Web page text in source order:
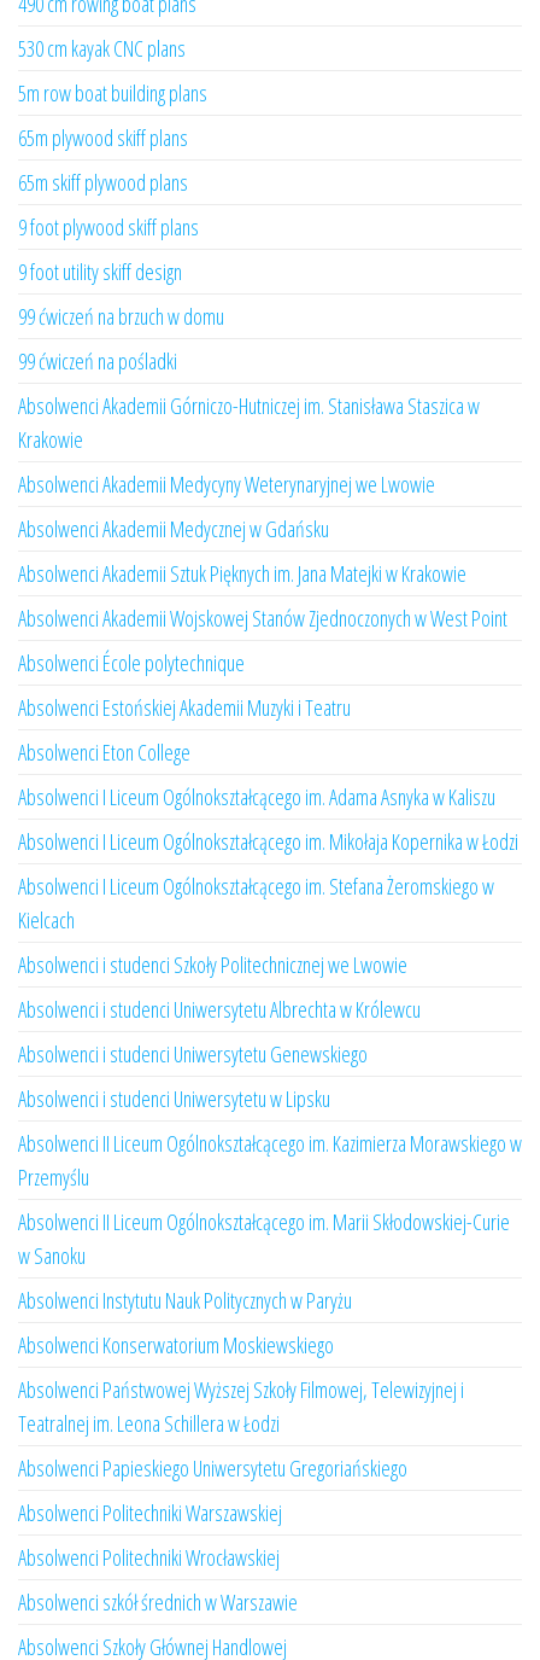
530 cm kayak CNC plans
5m row boat building plans
65m plywood skiff plans
65m skiff plywood plans
9 foot plywood skiff plans
9 foot utility skiff design
99 ćwiczeń na brzuch w domu
99 ćwiczeń na pośladki
Absolwenci Akademii Górniczo-Hutniczej im. Stanisława Staszica w
Krakowie
Absolwenci Akademii Medycyny Weterynaryjnej we Lwowie
Absolwenci Akademii Medycznej w Gdańsku
Absolwenci Akademii Sztuk Pięknych im. Jana Matejki w Krakowie
Absolwenci Akademii Wojskowej Stanów Zjednoczonych w West Point
Absolwenci École polytechnique
Absolwenci Estońskiej Akademii Muzyki i Teatru
Absolwenci Eton College
Absolwenci I Liceum Ogólnokształcącego im. Adama Asnyka w Kaliszu
Absolwenci I Liceum Ogólnokształcącego im. Mikołaja Kopernika w Łodzi
Absolwenci I Liceum Ogólnokształcącego im. Stefana Żeromskiego w
Kielcach
Absolwenci i studenci Szkoły Politechnicznej we Lwowie
Absolwenci i studenci Uniwersytetu Albrechta w Królewcu
Absolwenci i studenci Uniwersytetu Genewskiego
Absolwenci i studenci Uniwersytetu w Lipsku
Absolwenci II Liceum Ogólnokształcącego im. Kazimierza Morawskiego w
Przemyślu
Absolwenci II Liceum Ogólnokształcącego im. Marii Skłodowskiej-Curie
w Sanoku
Absolwenci Instytutu Nauk Politycznych w Paryżu
Absolwenci Konserwatorium Moskiewskiego
Absolwenci Państwowej Wyższej Szkoły Filmowej, Telewizyjnej i
Teatralnej im. Leona Schillera w Łodzi
Absolwenci Papieskiego Uniwersytetu Gregoriańskiego
Absolwenci Politechniki Warszawskiej
Absolwenci Politechniki Wrocławskiej
Absolwenci szkół średnich w Warszawie
Absolwenci Szkoły Głównej Handlowej